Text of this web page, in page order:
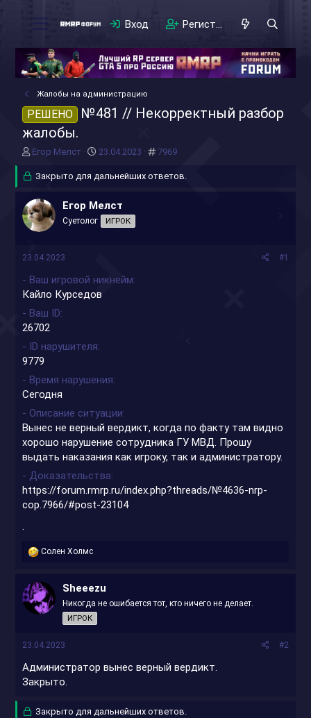
Вход Регистрация
Жалобы на администрацию
РЕШЕНО
№481 // Некорректный разбор
жалобы.
А
т
р
т
е
Егор Мелст
Д
т
н
а
ч
23.04.2023 #
7969
Закрыто для дальнейших ответов.
Егор Мелст
Суетолог ИГРОК
23.04.2023 #1
- Ваш игровой никнейм
Кайло Курседов
- Ваш ID
26702
- ID нарушителя
9779
- Время нарушения
Сегодня
- Описание ситуации
Вынес не верный вердикт, когда по факту там видно
хорошо нарушение сотрудника ГУ МВД. Прошу
выдать наказания как игроку, так и администратору.
- Доказательства
https://forum.rmrp.ru/index.php?threads/№4636-nrp-
cop.7966/#post-23104
.
Р
к
ц
и
и
Солен Холмс
Sheeezu
Никогда не ошибается тот, кто ничего не делает.
ИГРОК
23.04.2023 #2
Администратор вынес верный вердикт.
Закрыто.
Закрыто для дальнейших ответов.